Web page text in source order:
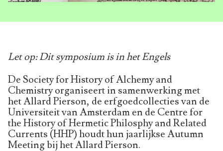
Let op: Dit symposium is in het Engels
De Society for History of Alchemy and
Chemistry organiseert in samenwerking met
het Allard Pierson, de erfgoedcollecties van de
Universiteit van Amsterdam en de Centre for
the History of Hermetic Philosphy and Related
Currents (HHP) houdt hun jaarlijkse Autumn
Meeting bij het Allard Pierson.